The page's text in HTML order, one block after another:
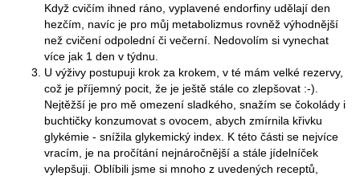
Když cvičím ihned ráno, vyplavené endorfiny udělají den
hezčím, navíc je pro můj metabolizmus rovněž výhodnější
než cvičení odpolední či večerní. Nedovolím si vynechat
více jak 1 den v týdnu.
U výživy postupuji krok za krokem, v té mám velké rezervy,
což je příjemný pocit, že je ještě stále co zlepšovat :-).
Nejtěžší je pro mě omezení sladkého, snažím se čokolády i
buchtičky konzumovat s ovocem, abych zmírnila křivku
glykémie - snížila glykemický index. K této části se nejvíce
vracím, je na pročítání nejnáročnější a stále jídelníček
vylepšuji. Oblíbili jsme si mnoho z uvedených receptů,